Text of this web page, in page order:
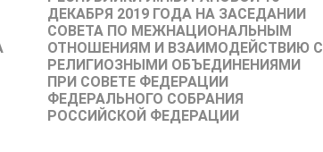
ДЕКАБРЯ 2019 ГОДА НА ЗАСЕДАНИИ
СОВЕТА ПО МЕЖНАЦИОНАЛЬНЫМ
ОТНОШЕНИЯМ И ВЗАИМОДЕЙСТВИЮ С
РЕЛИГИОЗНЫМИ ОБЪЕДИНЕНИЯМИ
ПРИ СОВЕТЕ ФЕДЕРАЦИИ
ФЕДЕРАЛЬНОГО СОБРАНИЯ
РОССИЙСКОЙ ФЕДЕРАЦИИ